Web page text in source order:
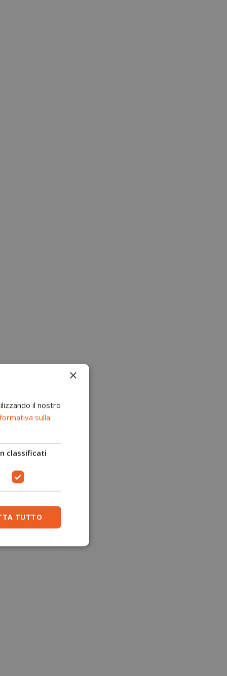
×
il nostro
sulla
classificati
TUTTO